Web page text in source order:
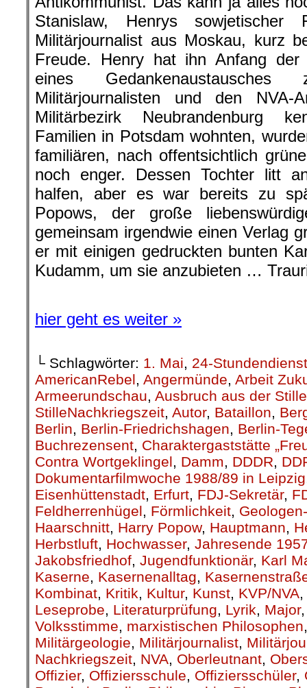
Stanislaw, Henrys sowjetischer
Militärjournalist aus Moskau, kurz
Freude. Henry hat ihn Anfang der
eines Gedankenaustausches
Militärjournalisten und den NVA-
Militärbezirk Neubrandenburg
Familien in Potsdam wohnten,
familiären, nach offentsichtlich
noch enger. Dessen Tochter litt
halfen, aber es war bereits zu
Popows, der große
gemeinsam irgendwie einen Verlag
er mit einigen gedruckten bunten
Kudamm, um sie anzubieten …
hier geht es weiter »
└ Schlagwörter: 1. Mai, 24-Stundendienst
AmericanRebel, Angermünde, Arbeit
Armeerundschau, Ausbruch aus der Stille
StilleNachkriegszeit, Autor, Bataillon,
Berlin, Berlin-Friedrichshagen, Berlin-
Buchrezensent, Charaktergaststätte
Contra Wortgeklingel, Damm, DDDR,
Dokumentarfilmwoche 1988/89 in Leipzig
Eisenhüttenstadt, Erfurt, FDJ-Sekretär,
Feldherrenhügel, Förmlichkeit,
Haarschnitt, Harry Popow, Hauptmann,
Herbstluft, Hochwasser, Jahresende
Jakobsfriedhof, Jugendfunktionär, Karl
Kaserne, Kasernenalltag,
Kombinat, Kritik, Kultur, Kunst, KVP/NVA,
Leseprobe, Literaturprüfung, Lyrik, Major
Volksstimme, marxistischen Philosophen
Militärgeologie, Militärjournalist,
Nachkriegszeit, NVA, Oberleutnant,
Offizier, Offiziersschule, Offiziersschüler,